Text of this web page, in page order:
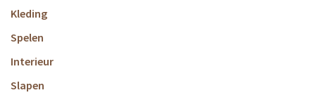
Kleding
Spelen
Interieur
Slapen